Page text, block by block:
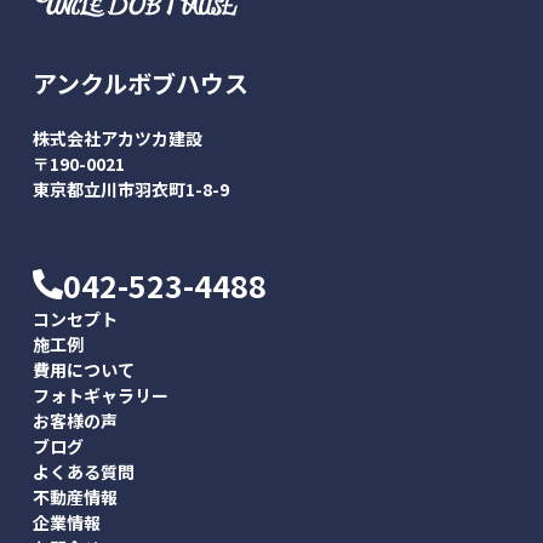
アンクルボブハウス
株式会社アカツカ建設
〒190-0021
東京都立川市羽衣町1-8-9
042-523-4488
コンセプト
施工例
費用について
フォトギャラリー
お客様の声
ブログ
よくある質問
不動産情報
企業情報